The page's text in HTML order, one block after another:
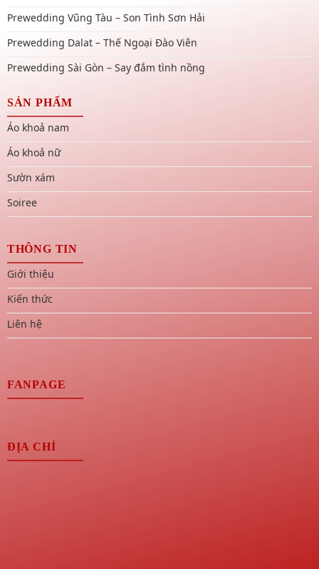
Prewedding Vũng Tàu – Son Tình Sơn Hải
Prewedding Dalat – Thế Ngoại Đào Viên
Prewedding Sài Gòn – Say đắm tình nồng
SẢN PHẨM
Áo khoả nam
Áo khoả nữ
Sườn xám
Soiree
THÔNG TIN
Giới thiệu
Kiến thức
Liên hệ
FANPAGE
ĐỊA CHỈ